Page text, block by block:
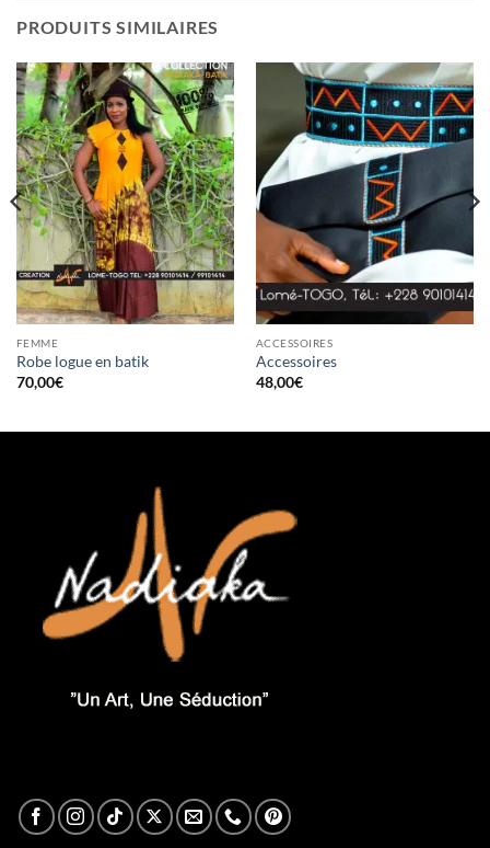
PRODUITS SIMILAIRES
FEMME
Robe logue en batik
70,00€
ACCESSOIRES
Accessoires
48,00€